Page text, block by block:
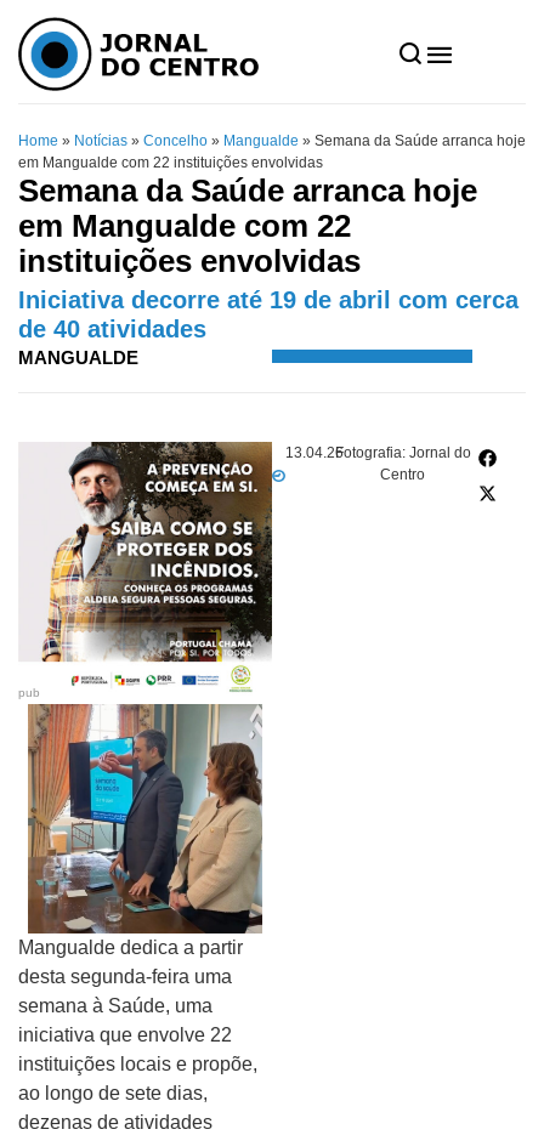
Home » Notícias » Concelho » Mangualde » Semana da Saúde arranca hoje
em Mangualde com 22 instituições envolvidas
Semana da Saúde arranca hoje
em Mangualde com 22
instituições envolvidas
Iniciativa decorre até 19 de abril com cerca
de 40 atividades
MANGUALDE
13.04.26Fotografia: Jornal do
Centro
pub
Mangualde dedica a partir
desta segunda-feira uma
semana à Saúde, uma
iniciativa que envolve 22
instituições locais e propõe,
ao longo de sete dias,
dezenas de atividades